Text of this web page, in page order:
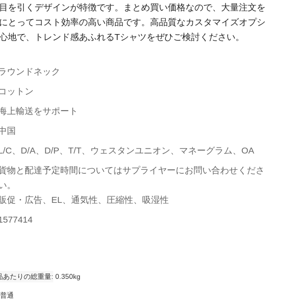
を引くデザインが特徴です。まとめ買い価格なので、大量注文を
とってコスト効率の高い商品です。高品質なカスタマイズオプシ
地で、トレンド感あふれるTシャツをぜひご検討ください。
ウンドネック
ットン
上輸送をサポート
国
C、D/A、D/P、T/T、ウェスタンユニオン、マネーグラム、OA
物と配達予定時間についてはサプライヤーにお問い合わせくださ
。
促・広告、EL、通気性、圧縮性、吸湿性
あたりの総重量 0.350kg
普通